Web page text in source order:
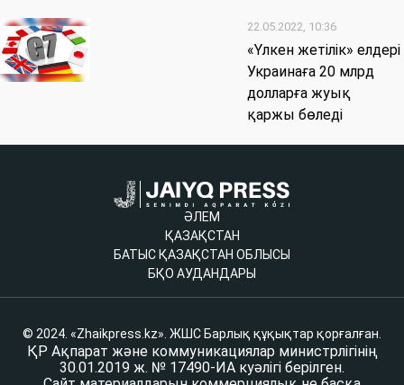
22.05.2022, 10:36
«Үлкен жетілік» елдері
Украинаға 20 млрд
долларға жуық
қаржы бөледі
ӘЛЕМ
ҚАЗАҚСТАН
БАТЫС ҚАЗАҚСТАН ОБЛЫСЫ
БҚО АУДАНДАРЫ
© 2024. «Zhaikpress.kz». ЖШС Барлық құқықтар қорғалған.
ҚР Ақпарат және коммуникациялар министрлігінің
30.01.2019 ж. № 17490-ИА куәлігі берілген.